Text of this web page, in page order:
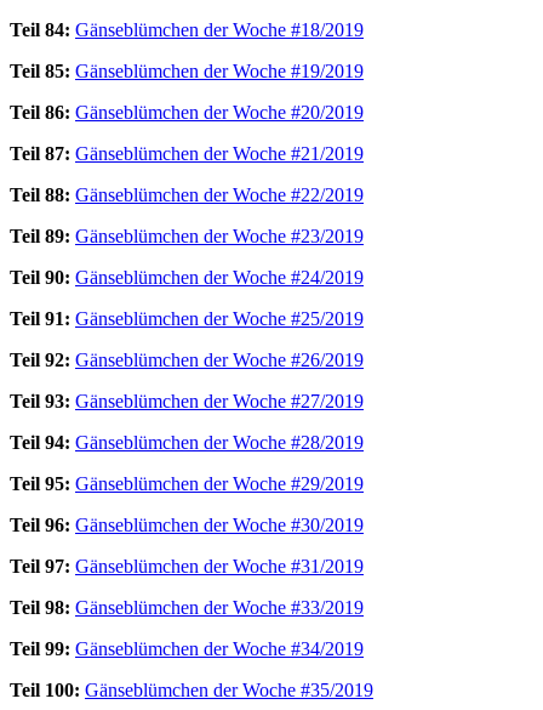
Teil 84: Gänseblümchen der Woche #18/2019
Teil 85: Gänseblümchen der Woche #19/2019
Teil 86: Gänseblümchen der Woche #20/2019
Teil 87: Gänseblümchen der Woche #21/2019
Teil 88: Gänseblümchen der Woche #22/2019
Teil 89: Gänseblümchen der Woche #23/2019
Teil 90: Gänseblümchen der Woche #24/2019
Teil 91: Gänseblümchen der Woche #25/2019
Teil 92: Gänseblümchen der Woche #26/2019
Teil 93: Gänseblümchen der Woche #27/2019
Teil 94: Gänseblümchen der Woche #28/2019
Teil 95: Gänseblümchen der Woche #29/2019
Teil 96: Gänseblümchen der Woche #30/2019
Teil 97: Gänseblümchen der Woche #31/2019
Teil 98: Gänseblümchen der Woche #33/2019
Teil 99: Gänseblümchen der Woche #34/2019
Teil 100: Gänseblümchen der Woche #35/2019